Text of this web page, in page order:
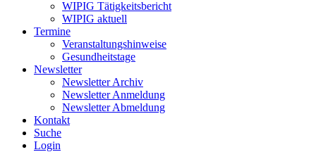
WIPIG Tätigkeitsbericht
WIPIG aktuell
Termine
Veranstaltungshinweise
Gesundheitstage
Newsletter
Newsletter Archiv
Newsletter Anmeldung
Newsletter Abmeldung
Kontakt
Suche
Login